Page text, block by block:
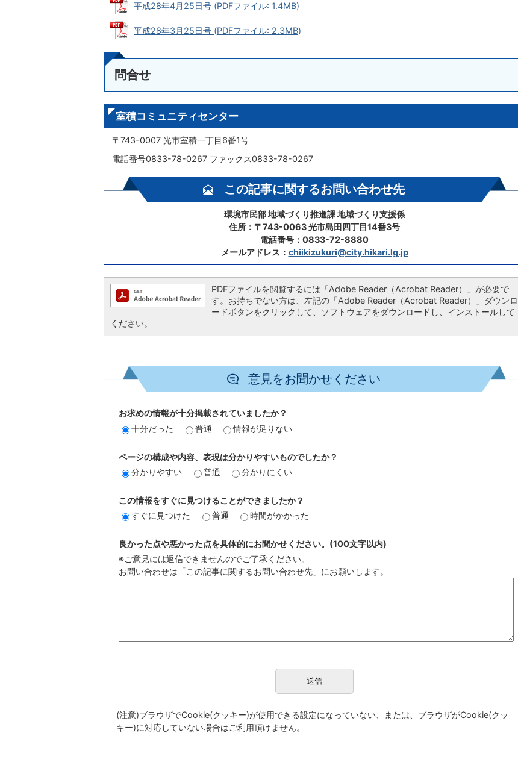
平成28年4月25日号 (PDFファイル: 1.4MB)
平成28年3月25日号 (PDFファイル: 2.3MB)
問合せ
室積コミュニティセンター
〒743-0007 光市室積一丁目6番1号
電話番号0833-78-0267 ファックス0833-78-0267
この記事に関するお問い合わせ先
環境市民部 地域づくり推進課 地域づくり支援係
住所：〒743-0063 光市島田四丁目14番3号
電話番号：0833-72-8880
メールアドレス： chiikizukuri@city.hikari.lg.jp
PDFファイルを閲覧するには「Adobe Reader（Acrobat Reader）」が必要で
す。お持ちでない方は、左記の「Adobe Reader（Acrobat Reader）」ダウンロ
ードボタンをクリックして、ソフトウェアをダウンロードし、インストールして
ください。
意見をお聞かせください
お求めの情報が十分掲載されていましたか？
十分だった
普通 情報が足りない
ページの構成や内容、表現は分かりやすいものでしたか？
分かりやすい
普通 分かりにくい
この情報をすぐに見つけることができましたか？
すぐに見つけた
普通 時間がかかった
良かった点や悪かった点を具体的にお聞かせください。(100文字以内)
※ご意見には返信できませんのでご了承ください。
お問い合わせは「この記事に関するお問い合わせ先」にお願いします。
(注意)ブラウザでCookie(クッキー)が使用できる設定になっていない、または、ブラウザがCookie(クッ
キー)に対応していない場合はご利用頂けません。